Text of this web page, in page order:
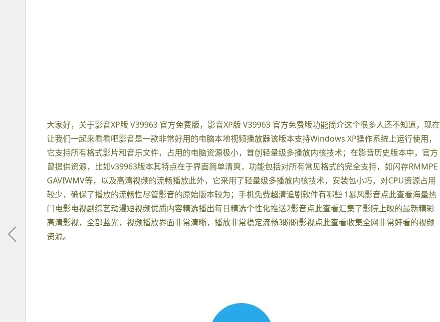
大家好，关于影音XP版 V39963 官方免费版，影音XP版 V39963 官方免费版功能简介这个很多人还不知道，现在
让我们一起来看看吧影音是一款非常好用的电脑本地视频播放器该版本支持Windows XP操作系统上运行使用，
它支持所有格式影片和音乐文件，占用的电脑资源极小，首创轻量级多播放内核技术；在影音历史版本中，官方
曾提供资源，比如v39963版本其特点在于界面简单清爽，功能包括对所有常见格式的完全支持，如闪存RMMPE
GAVIWMV等，以及高清视频的流畅播放此外，它采用了轻量级多播放内核技术，安装包小巧，对CPU资源占用
较少，确保了播放的流畅性尽管影音的原始版本较为；手机免费超清追剧软件有哪些 1暴风影音点此查看海量热
门电影电视剧综艺动漫短视频优质内容精选播出每日精选个性化推送2影音点此查看汇集了影院上映的最新精彩
高清影视，全部蓝光，视频播放界面非常清晰，播放非常稳定流畅3盼盼影视点此查看收集全网非常好看的视频
资源。